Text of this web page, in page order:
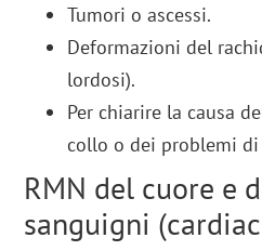
Tumori o ascessi.
Deformazioni del
lordosi).
Per chiarire la causa
collo o dei problemi
RMN del cuore e
sanguigni